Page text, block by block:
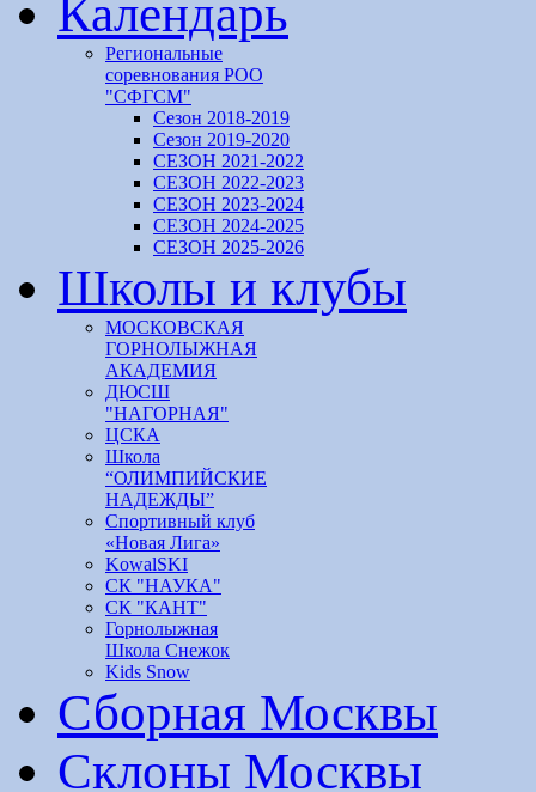
Календарь
Региональные
соревнования РОО
"СФГСМ"
Сезон 2018-2019
Сезон 2019-2020
СЕЗОН 2021-2022
СЕЗОН 2022-2023
СЕЗОН 2023-2024
СЕЗОН 2024-2025
СЕЗОН 2025-2026
Школы и клубы
МОСКОВСКАЯ
ГОРНОЛЫЖНАЯ
АКАДЕМИЯ
ДЮСШ
"НАГОРНАЯ"
ЦСКА
Школа
“ОЛИМПИЙСКИЕ
НАДЕЖДЫ”
Спортивный клуб
«Новая Лига»
KowalSKI
СК "НАУКА"
СК "КАНТ"
Горнолыжная
Школа Снежок
Kids Snow
Сборная Москвы
Склоны Москвы